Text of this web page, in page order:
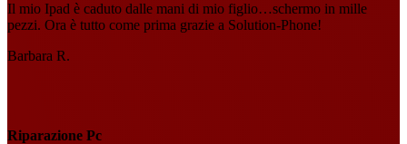
Il mio Ipad è caduto dalle mani di mio figlio…schermo in mille
pezzi. Ora è tutto come prima grazie a Solution-Phone!
Barbara R.
Riparazione Pc